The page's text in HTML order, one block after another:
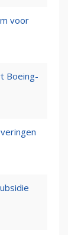
voor
Boeing-